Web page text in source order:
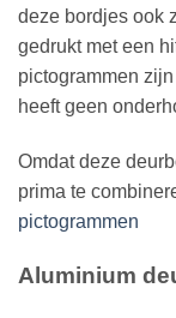
deze bordjes ook
gedrukt met een
pictogrammen
heeft geen
Omdat deze
prima te
pictogrammen
Aluminium